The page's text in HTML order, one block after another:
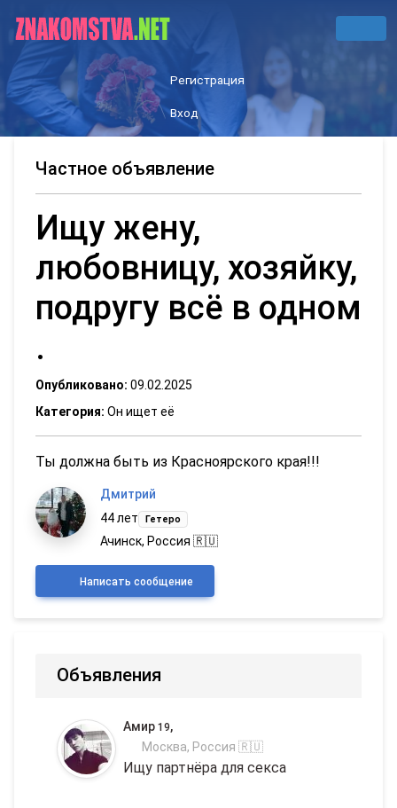
Регистрация
Вход
Частное объявление
Ищу жену,
любовницу, хозяйку,
подругу всë в одном
.
Опубликовано: 09.02.2025
Категория: Он ищет её
Ты должна быть из Красноярского края!!!
Дмитрий
44 лет
Гетеро
Ачинск, Россия 🇷🇺
Написать сообщение
Объявления
Амир 19,
Москва, Россия 🇷🇺
Ищу партнёра для секса